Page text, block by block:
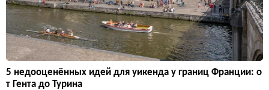
5 недооценённых идей для уикенда у границ Франции: о
т Гента до Турина